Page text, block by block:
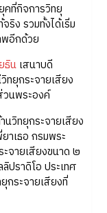
คที่กิจการวิทยุ
ริง รวมทั้งได้เริ่ม
พอีกด้วย
ธินเสนาบดี
ยุกระจายเสียง
วนพระองค์
วิทยุกระจายเสียง
าเธอ กรมพระ
จายเสียงขนาด ๒
ปราดิโอ ประเทศ
กระจายเสียงที่